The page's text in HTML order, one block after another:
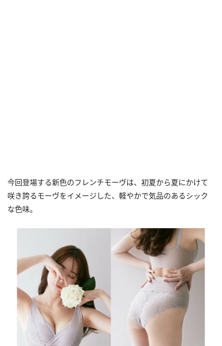
今回登場する新色のフレンチモーヴは、初夏から夏にかけて
咲き誇るモーヴをイメージした、軽やかで気品のあるシック
な色味。